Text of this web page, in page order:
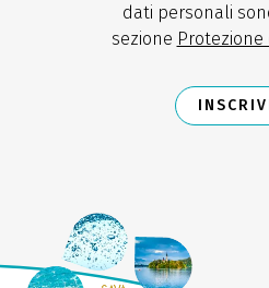
dati personali
sezione